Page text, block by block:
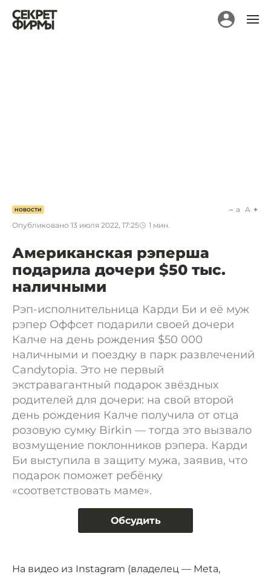
НОВОСТИ
Опубликовано 13 июля 2022, 17:25 1 мин.
a A
Американская рэперша
подарила дочери $50 тыс.
наличными
Рэп-исполнительница Карди Би и её муж
рэпер Оффсет подарили своей дочери
Калче на день рождения $50 000
наличными и поездку в парк развлечений
Candytopia. Это не первый
экстравагантный подарок звёздных
родителей для дочери: на свой второй
день рождения Калче получила от отца
розовую сумку Birkin — тогда это вызвало
возмущение поклонников рэпера. Карди
Би выступила в защиту мужа, заявив, что
подарок поможет ребёнку
«соответствовать маме».
Обсудить
На видео из Instagram (владелец — Meta,